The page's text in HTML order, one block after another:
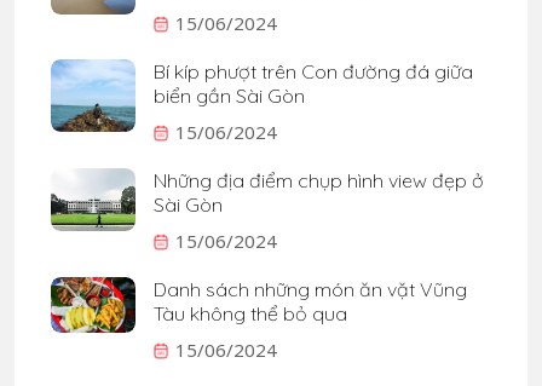
15/06/2024
Bí kíp phượt trên Con đường đá giữa
biển gần Sài Gòn
15/06/2024
Những địa điểm chụp hình view đẹp ở
Sài Gòn
15/06/2024
Danh sách những món ăn vặt Vũng
Tàu không thể bỏ qua
15/06/2024